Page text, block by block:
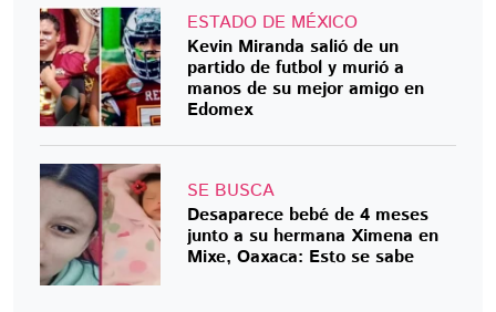
ESTADO DE MÉXICO
Kevin Miranda salió de un
partido de futbol y murió a
manos de su mejor amigo en
Edomex
SE BUSCA
Desaparece bebé de 4 meses
junto a su hermana Ximena en
Mixe, Oaxaca: Esto se sabe